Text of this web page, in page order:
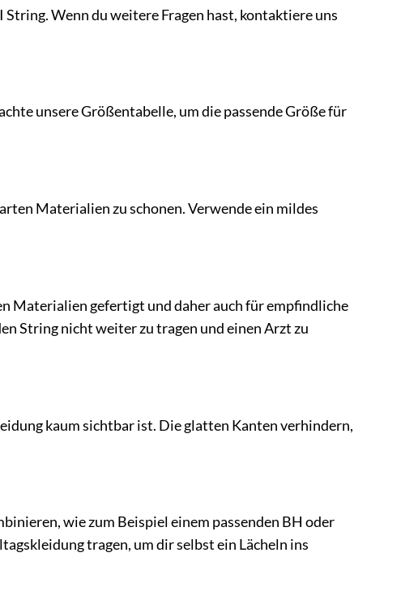
Wenn du weitere Fragen hast, kontaktiere uns
unsere Größentabelle, um die passende Größe für
Materialien zu schonen. Verwende ein mildes
Materialien gefertigt und daher auch für empfindliche
String nicht weiter zu tragen und einen Arzt zu
kaum sichtbar ist. Die glatten Kanten verhindern,
wie zum Beispiel einem passenden BH oder
tragen, um dir selbst ein Lächeln ins